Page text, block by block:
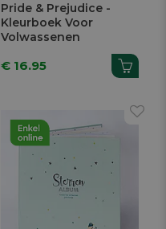
Pride & Prejudice -
Kleurboek Voor
Volwassenen
€ 16.95